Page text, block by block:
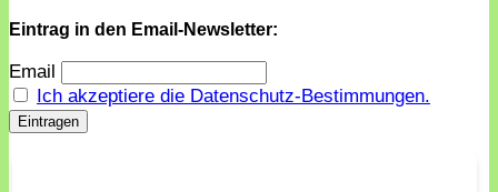
Eintrag in den Email-Newsletter:
Email
Ich akzeptiere die Datenschutz-Bestimmungen.